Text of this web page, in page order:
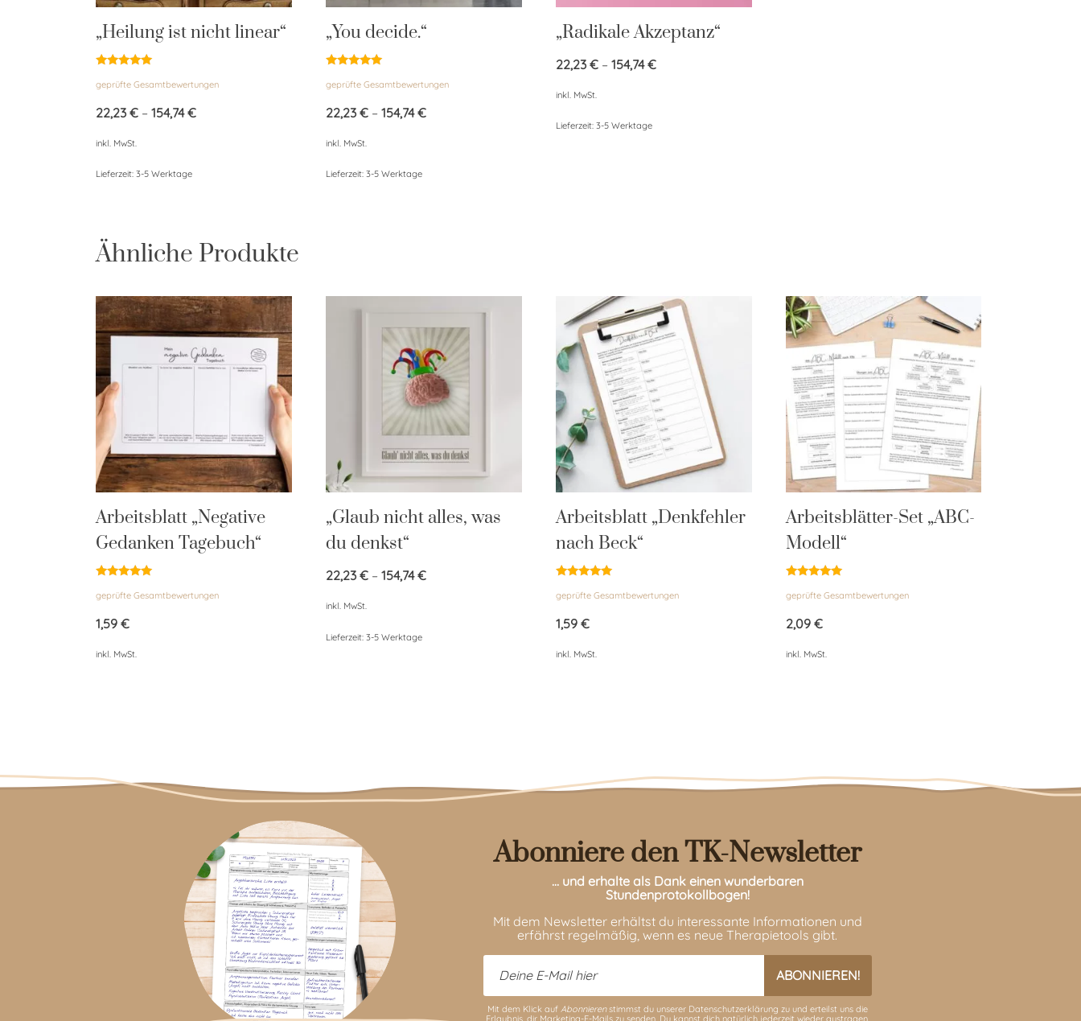
„Heilung ist nicht linear“
mit
von 5
geprüfte Gesamtbewertungen
22,23 € – 154,74€
inkl. MwSt.
Lieferzeit: 3-5 Werktage
„You decide.“
mit
von 5
geprüfte Gesamtbewertungen
22,23 €– 154,74€
inkl. MwSt.
Lieferzeit: 3-5 Werktage
„Radikale Akzeptanz“
22,23 €– 154,74€
inkl. MwSt.
Lieferzeit: 3-5 Werktage
Ähnliche Produkte
Arbeitsblatt „Negative
Gedanken Tagebuch“
mit
von 5
geprüfte Gesamtbewertungen
1,59 €
inkl. MwSt.
„Glaub nicht alles, was
du denkst“
22,23 €– 154,74€
inkl. MwSt.
Lieferzeit: 3-5 Werktage
Arbeitsblatt „Denkfehler
nach Beck“
mit
von 5
geprüfte Gesamtbewertungen
1,59 €
inkl. MwSt.
Arbeitsblätter-Set „ABC-
Modell“
mit
von 5
geprüfte Gesamtbewertungen
2,09 €
inkl. MwSt.
Abonniere den TK-Newsletter
… und erhalte als Dank einen wunderbaren
Stundenprotokollbogen!
Mit dem Newsletter erhältst du interessante Informationen und
erfährst regelmäßig, wenn es neue Therapietools gibt.
Mit dem Klick auf Abonnierenstimmst du unserer Datenschutzerklärung zu und erteilst uns die